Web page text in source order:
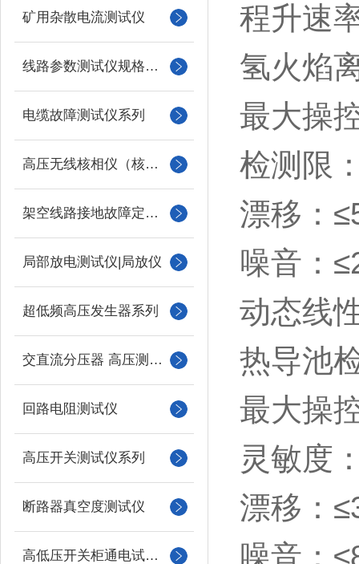
矿用杂散电流测试仪
线路参数测试仪规格型号
电缆故障测试仪系列
高压无线核相仪（核相器）
架空线路接地故障定位仪
局部放电测试仪|局放仪
超低频高压发生器系列
交直流分压器 高压测量仪
回路电阻测试仪
高压开关测试仪系列
断路器真空度测试仪
高低压开关柜通电试验台
程升速
氢火焰
最大操
检测限
漂移：
噪音：
动态线
热导池
最大操
灵敏度
漂移：
噪音：